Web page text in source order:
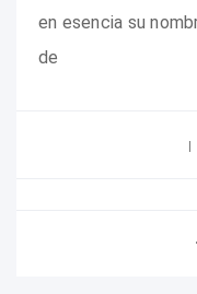
en esencia su
de